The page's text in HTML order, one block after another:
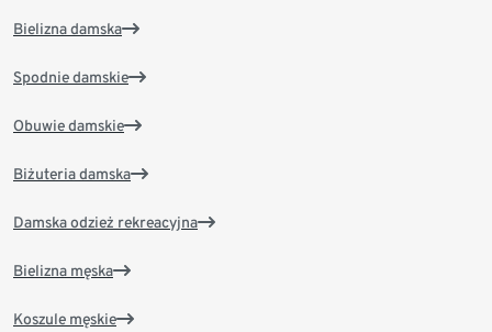
Bielizna damska
Spodnie damskie
Obuwie damskie
Biżuteria damska
Damska odzież rekreacyjna
Bielizna męska
Koszule męskie